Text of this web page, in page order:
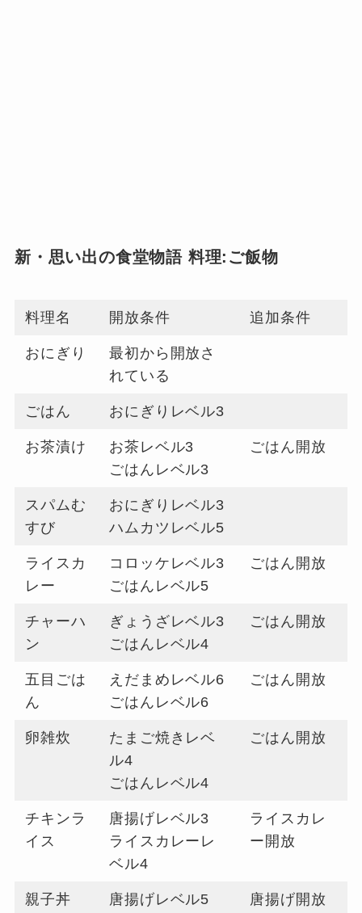
新・思い出の食堂物語 料理:ご飯物
料理名 開放条件 追加条件
おにぎり
最初から開放さ
れている
ごはん おにぎりレベル3
お茶漬け
お茶レベル3
ごはんレベル3
ごはん開放
スパムむ
すび
おにぎりレベル3
ハムカツレベル5
ライスカ
レー
コロッケレベル3
ごはんレベル5
ごはん開放
チャーハ
ン
ぎょうざレベル3
ごはんレベル4
ごはん開放
五目ごは
ん
えだまめレベル6
ごはんレベル6
ごはん開放
卵雑炊
たまご焼きレベ
ル4
ごはんレベル4
ごはん開放
チキンラ
イス
唐揚げレベル3
ライスカレーレ
ベル4
ライスカレ
ー開放
親子丼
唐揚げレベル5
唐揚げ開放